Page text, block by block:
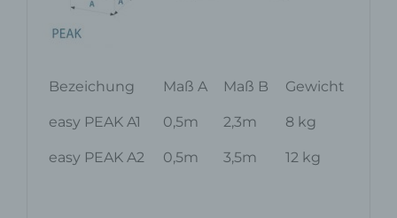
Bezeichung Maß A Maß B Gewicht
easy PEAK A1 0,5m 2,3m 8 kg
easy PEAK A2 0,5m 3,5m 12 kg